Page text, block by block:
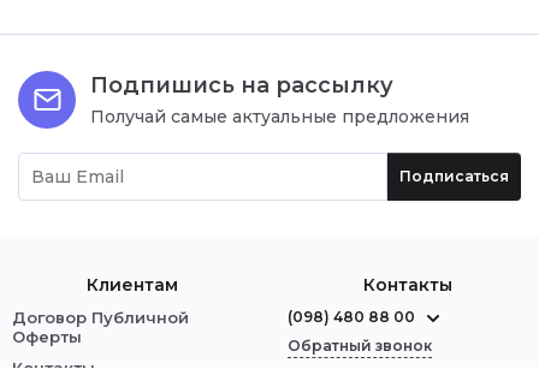
Подпишись на рассылку
Получай самые актуальные предложения
Подписаться
Клиентам
Договор Публичной
Оферты
Контакты
Контакты
(098) 480 88 00
Обратный звонок